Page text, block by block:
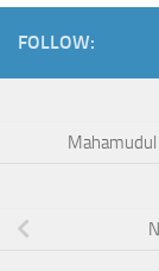
FOLLOW:
Mahamudul